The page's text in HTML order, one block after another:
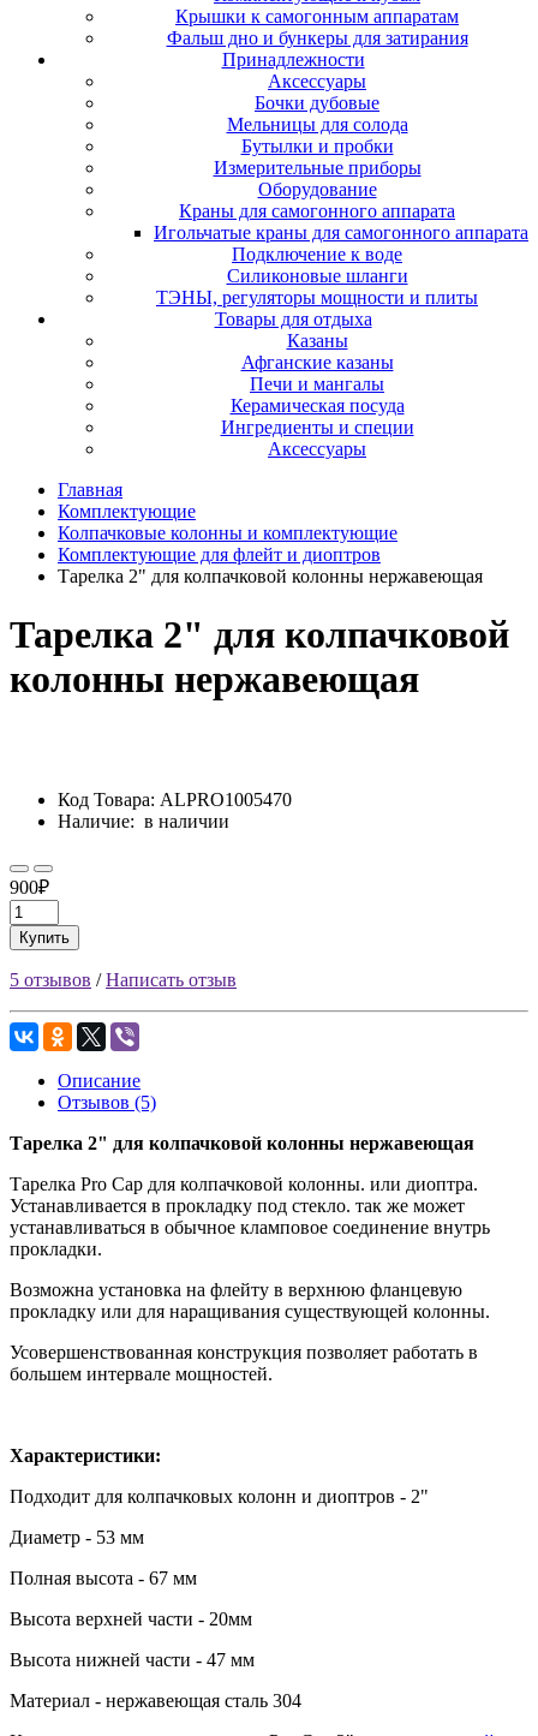
Крышки к самогонным аппаратам
Фальш дно и бункеры для затирания
Принадлежности
Аксессуары
Бочки дубовые
Мельницы для солода
Бутылки и пробки
Измерительные приборы
Оборудование
Краны для самогонного аппарата
Игольчатые краны для самогонного аппарата
Подключение к воде
Силиконовые шланги
ТЭНЫ, регуляторы мощности и плиты
Товары для отдыха
Казаны
Афганские казаны
Печи и мангалы
Керамическая посуда
Ингредиенты и специи
Аксессуары
Главная
Комплектующие
Колпачковые колонны и комплектующие
Комплектующие для флейт и диоптров
Тарелка 2" для колпачковой колонны нержавеющая
Тарелка 2" для колпачковой
колонны нержавеющая
Код Товара: ALPRO1005470
Наличие: в наличии
900₽
Купить
5 отзывов /Написать отзыв
Описание
Отзывов (5)
Тарелка 2" для колпачковой колонны нержавеющая
Тарелка Pro Cap для колпачковой колонны. или диоптра.
Устанавливается в прокладку под стекло. так же может
устанавливаться в обычное кламповое соединение внутрь
прокладки.
Возможна установка на флейту в верхнюю фланцевую
прокладку или для наращивания существующей колонны.
Усовершенствованная конструкция позволяет работать в
большем интервале мощностей.
Характеристики:
Подходит для колпачковых колонн и диоптров - 2"
Диаметр - 53 мм
Полная высота - 67 мм
Высота верхней части - 20мм
Высота нижней части - 47 мм
Материал - нержавеющая сталь 304